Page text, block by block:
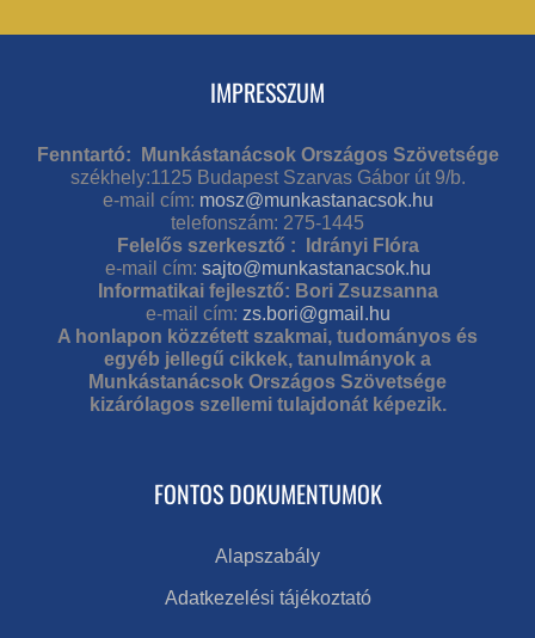
IMPRESSZUM
Fenntartó: Munkástanácsok Országos Szövetsége
székhely:1125 Budapest Szarvas Gábor út 9/b.
e-mail cím: mosz@munkastanacsok.hu
telefonszám: 275-1445
Felelős szerkesztő : Idrányi Flóra
e-mail cím: sajto@munkastanacsok.hu
Informatikai fejlesztő: Bori Zsuzsanna
e-mail cím: zs.bori@gmail.hu
A honlapon közzétett szakmai, tudományos és
egyéb jellegű cikkek, tanulmányok a
Munkástanácsok Országos Szövetsége
kizárólagos szellemi tulajdonát képezik.
FONTOS DOKUMENTUMOK
Alapszabály
Adatkezelési tájékoztató